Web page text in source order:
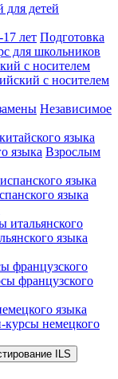
для детей
17 лет Подготовка
для школьников
с носителем
с носителем
Независимое
языка
языка Взрослым
языка
языка
итальянского
языка
французского
французского
языка
немецкого
ILS